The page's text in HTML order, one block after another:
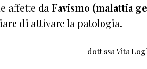
affette daFavismo (malattia
di attivare la patologia.
dott.ssa Vita